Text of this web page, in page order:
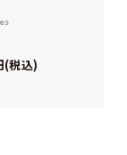
税込